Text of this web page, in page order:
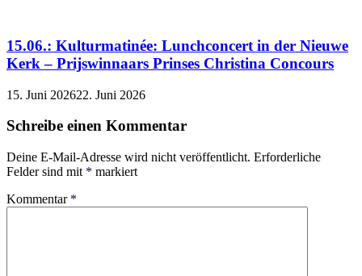
15.06.: Kulturmatinée: Lunchconcert in der Nieuwe
Kerk – Prijswinnaars Prinses Christina Concours
15. Juni 202622. Juni 2026
Schreibe einen Kommentar
Deine E-Mail-Adresse wird nicht veröffentlicht. Erforderliche
Felder sind mit * markiert
Kommentar *